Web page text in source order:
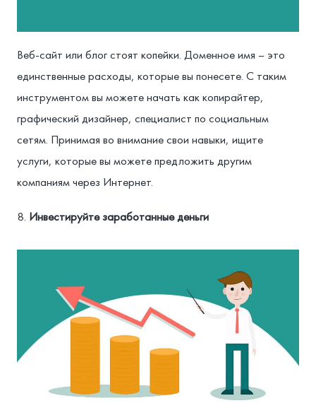
Веб-сайт или блог стоят копейки. Доменное имя – это
единственные расходы, которые вы понесете. С таким
инструментом вы можете начать как копирайтер,
графический дизайнер, специалист по социальным
сетям. Принимая во внимание свои навыки, ищите
услуги, которые вы можете предложить другим
компаниям через Интернет.
Инвестируйте заработанные деньги